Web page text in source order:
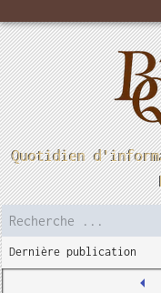
Quotidien
Dernière publication